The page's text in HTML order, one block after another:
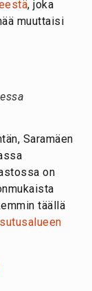
, joka
muuttaisi
Saramäen
on
täällä